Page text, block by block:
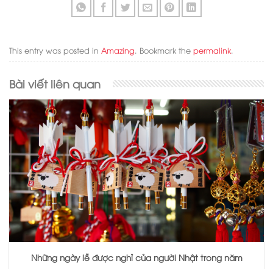
This entry was posted in Amazing. Bookmark the permalink.
Bài viết liên quan
Những ngày lễ được nghỉ của người Nhật trong năm